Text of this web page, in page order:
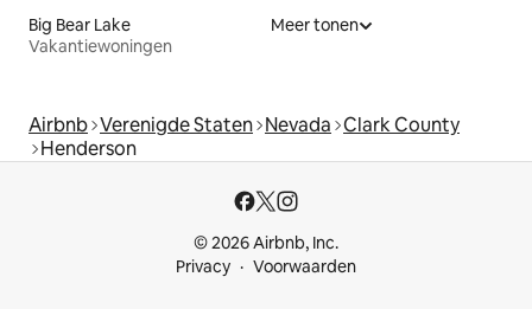
Big Bear Lake
Vakantiewoningen
Meer tonen
Airbnb Verenigde Staten Nevada Clark County
Henderson
© 2026 Airbnb, Inc.
Privacy
Voorwaarden